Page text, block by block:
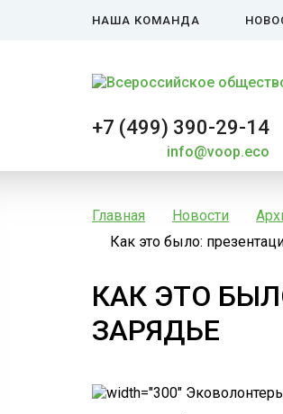
НАША КОМАНДА
+7 (499) 390-29-14
info@voop.eco
Главная Новости
Как это было:
КАК ЭТО
ЗАРЯДЬЕ